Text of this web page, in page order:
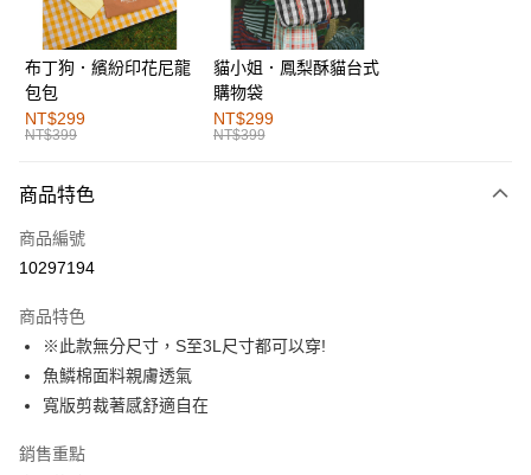
街口支付
運送方式
全家取貨付款
每筆NT$60，滿NT$1,000(含以上)免運費
付款後全家取貨
萊爾富取貨付款
付款後萊爾富取貨
每筆NT$60，滿NT$1,000(含以上)免運費
7-11取貨付款
每筆NT$60，滿NT$1,000(含以上)免運費
布丁狗．繽紛印花尼龍
包包
NT$299
NT$399
貓小姐．鳳梨酥貓台式
購物袋
NT$299
NT$399
商品特色
商品編號
10297194
商品特色
※此款無分尺寸，S至3L尺寸都可以穿!
魚鱗棉面料親膚透氣
寬版剪裁著感舒適自在
銷售重點